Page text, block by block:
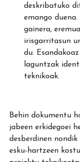
deskribatuko
emango
gainera,
irisgarritasun
du.
laguntzak
teknikoak.
Behin dokumentu
jabeen erkidegoei
desberdinen
esku-hartzeen